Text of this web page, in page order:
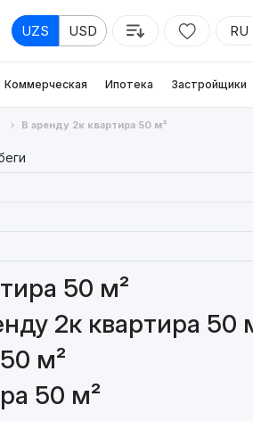
UZS USD RU
Коммерческая Ипотека Застройщики
В аренду 2к квартира 50 м²
50 м²
2к квартира 50
м²
50 м²